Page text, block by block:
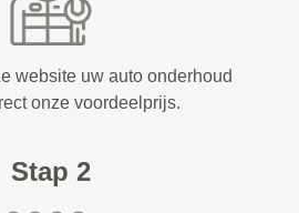
website uw auto onderhoud
onze voordeelprijs.
Stap 2